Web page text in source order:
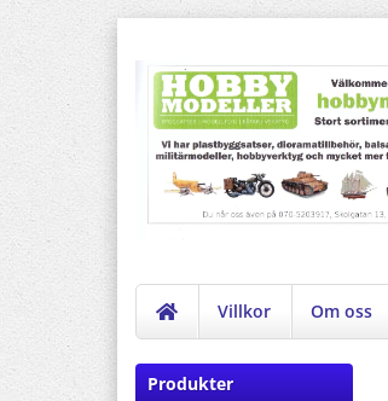
Villkor Om oss
Produkter